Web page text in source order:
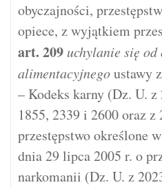
obyczajności,
opiece, z wyjątkiem
art. 209 uchylanie się od
alimentacyjnegoustawy
– Kodeks karny (Dz. U.
1855, 2339 i 2600 oraz z
przestępstwo określone
dnia 29 lipca 2005 r. o
narkomanii (Dz. U. z